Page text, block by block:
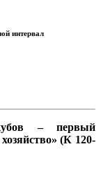
интервал
– первый
(К 120-